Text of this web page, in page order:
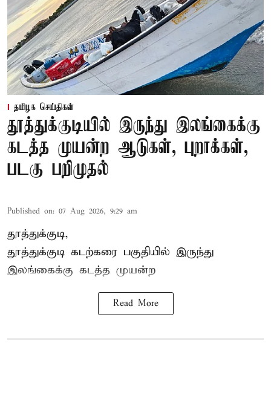
தமிழக செய்திகள்
தூத்துக்குடியில் இருந்து இலங்கைக்கு
கடத்த முயன்ற ஆடுகள், புறாக்கள்,
படகு பறிமுதல்
Published on: 07 Aug 2026, 9:29 am
தூத்துக்குடி,
தூத்துக்குடி கடற்கரை பகுதியில் இருந்து
இலங்கைக்கு கடத்த முயன்ற
Read More